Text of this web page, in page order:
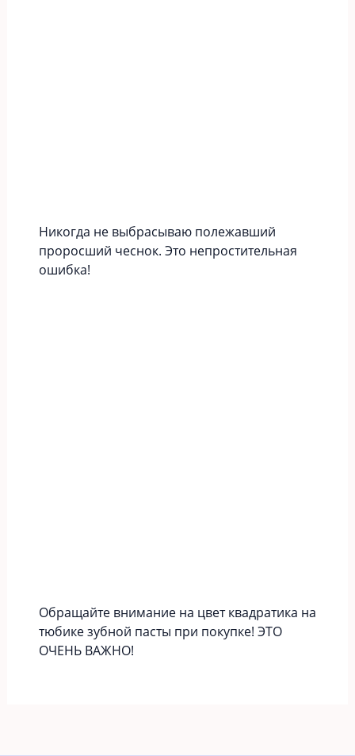
Никогда не выбрасываю полежавший
проросший чеснок. Это непростительная
ошибка!
Обращайте внимание на цвет квадратика на
тюбике зубной пасты при покупке! ЭТО
ОЧЕНЬ ВАЖНО!